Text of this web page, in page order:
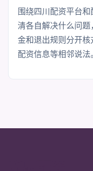
围绕四川配资平台
清各自解决什么问
金和退出规则分开
配资信息等相邻说法